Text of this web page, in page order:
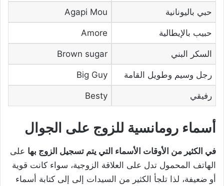
حبي باليونانية Agapi Mou
حبيب بالإيطالية Amore
السكر البني Brown sugar
رجل وسيم وطويل القامة Big Guy
رفيقي Besty
أسماء رومانسية للزوج على الجوال
في الكثير من الأوقات الأسماء التي يتم تسجيل الزوج بها على
الهاتف المحمول تدل على العلاقة الزوجية، سواء كانت قوية
أو ضعيفة، لذا تلجأ الكثير من السيدات إلى إلى كتابة أسماء